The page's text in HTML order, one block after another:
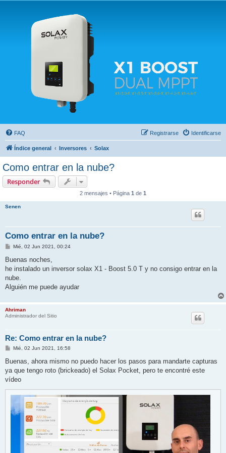
Solax FAQ
Lugar para intercambiar dudas sobre inversores solares Solax y temas relacionados.
FAQ Identificarse
Registrarse
Índice general Inversores Solax
Como entrar en la nube?
Responder
2 mensajes • Página 1 de 1
Senen
Como entrar en la nube?
M
n
a
j
Mié, 02 Jun 2021, 00:24
Buenas noches,
he instalado un inversor solax X1 - Boost 5.0 T y no consigo entrar en la
nube.
Alguién me puede ayudar
Ahriman
Administrador del Sitio
Re: Como entrar en la nube?
M
n
a
j
Mié, 02 Jun 2021, 16:58
Buenas, ahora mismo no puedo hacer los pasos para mandarte capturas
ya que tengo roto (brickeado) el Solax Pocket, pero te encontré este
vídeo